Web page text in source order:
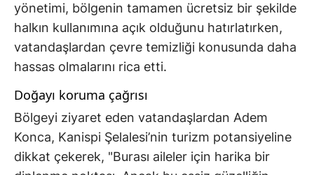
yönetimi, bölgenin tamamen ücretsiz bir şekilde
halkın kullanımına açık olduğunu hatırlatırken,
vatandaşlardan çevre temizliği konusunda daha
hassas olmalarını rica etti.
Doğayı koruma çağrısı
Bölgeyi ziyaret eden vatandaşlardan Adem
Konca, Kanispi Şelalesi’nin turizm potansiyeline
dikkat çekerek, "Burası aileler için harika bir